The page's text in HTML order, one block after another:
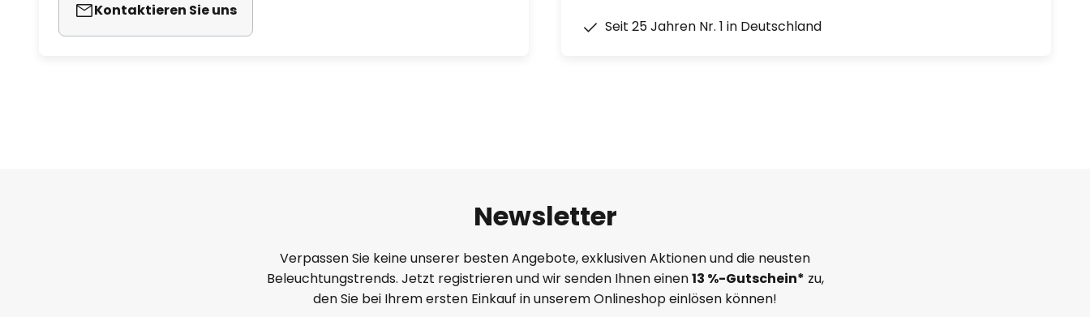
Kontaktieren Sie uns
Seit 25 Jahren Nr. 1 in Deutschland
Newsletter
Verpassen Sie keine unserer besten Angebote, exklusiven Aktionen und die neusten
Beleuchtungstrends. Jetzt registrieren und wir senden Ihnen einen13 %-Gutschein* zu,
den Sie bei Ihrem ersten Einkauf in unserem Onlineshop einlösen können!